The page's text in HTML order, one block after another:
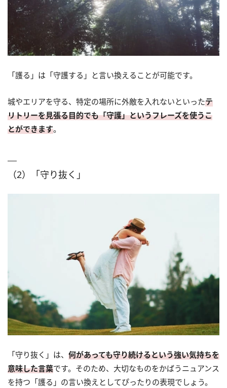
「護る」は「守護する」と言い換えることが可能です。
城やエリアを守る、特定の場所に外敵を入れないといったテ
リトリーを見張る目的でも「守護」というフレーズを使うこ
とができます。
（2）「守り抜く」
「守り抜く」は、 何があっても守り続けるという強い気持ちを
意味した言葉です。そのため、大切なものをかばうニュアンス
を持つ「護る」の言い換えとしてぴったりの表現でしょう。